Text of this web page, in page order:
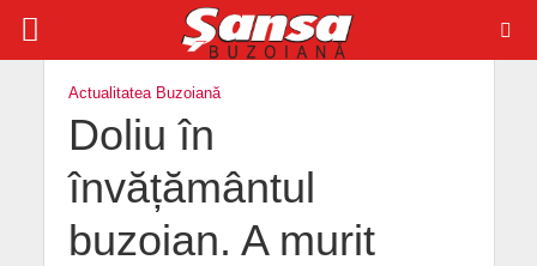
Actualitatea Buzoiană
Doliu în
învățământul
buzoian. A murit